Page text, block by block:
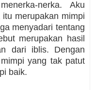
nerka. Aku
merupakan mimpi
menyadari tentang
merupakan hasil
dari iblis. Dengan
yang tak patut
baik.